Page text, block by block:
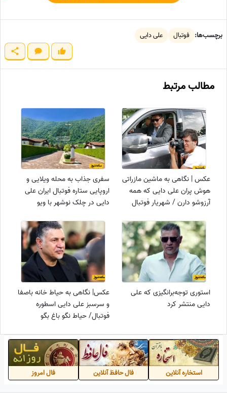
برچسب‌ها: فوتبال علی دایی
مطالب مرتبط
عکس | نگاهی به ماشین مازراتی
هوش پران علی دایی که همه
آرزوشو دارن / شهریار فوتبال
سفری جذاب به محله ویلایی و
اروپایی ستاره فوتبال ایران علی
دایی در چلک نوشهر با ویو
زیبایی ست😍
استوری توجه‌برانگیزی که علی
دایی منتشر کرد
عکس| نگاهی به حیاط خانه باصفا
و سرسبز علی دایی اسطوره
فوتبال/ حیاط نگو باغ بگو
استخاره آنلاین فال حافظ آنلاین فال امروز